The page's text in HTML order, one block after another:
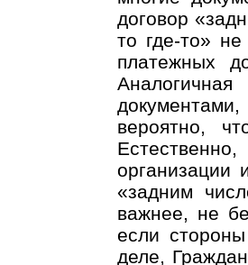
договор
то где-то»
платежных
вероятно,
организации
«задним
важнее, не
если
деле,